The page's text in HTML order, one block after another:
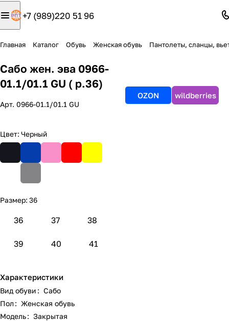
+7 (989)220 51 96
Главная Каталог Обувь Женская обувь Пантолеты, сланцы,
Сабо жен. эва 0966-
01.1/01.1 GU ( р.36)
Арт. 0966-01.1/01.1 GU
Цвет: Черный
Размер: 36
36 37 38
39 40 41
Характеристики
Вид обуви : Сабо
Пол : Женская обувь
Модель: Закрытая
OZON wildberries